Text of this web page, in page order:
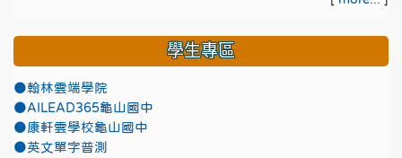
學生專區
●翰林雲端學院
●AILEAD365龜山國中
●康軒雲學校龜山國中
●英文單字普測